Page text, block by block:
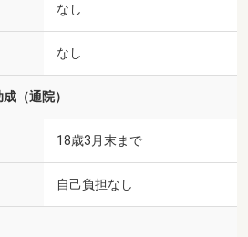
なし
なし
（通院）
18歳3月末まで
自己負担なし